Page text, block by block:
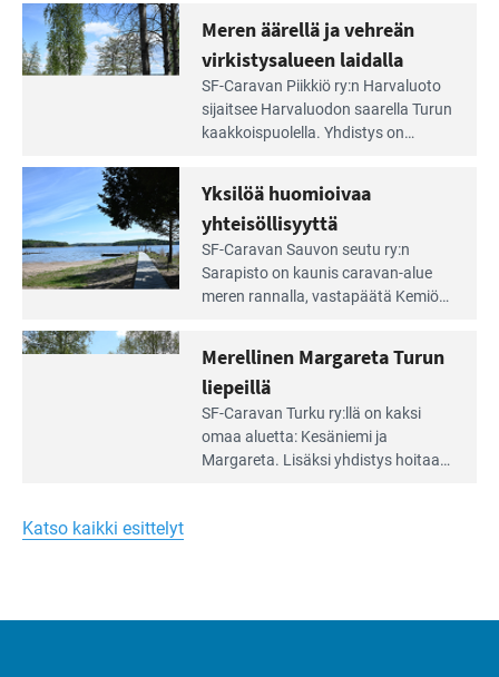
Saariston
Rengastien
portilla
äärellä
ja
vehreän
virkistysalueen
laidalla
Meren äärellä ja vehreän
virkistysalueen laidalla
SF-Caravan Piikkiö ry:n Harvaluoto
sijait­see Harvaluodon saarella Turun
kaakkois­puolella. Yhdistys on
virkistysalueesta.
Lue
Leirintäoppaan
artikkeli:
huomioivaa
yhteisöllisyyttä
Yksilöä huomioivaa
yhteisöllisyyttä
SF-Caravan Sauvon seutu ry:n
Sarapisto on kaunis caravan-alue
meren rannalla, vasta­päätä Kemiön
kymmenen paikkaa ilman sähköä.
Turun
liepeillä
Merellinen Margareta Turun
liepeillä
SF-Caravan Turku ry:llä on kaksi
omaa aluet­ta: Kesäniemi ja
Margareta. Lisäksi yhdis­tys hoitaa
Katso kaikki esittelyt